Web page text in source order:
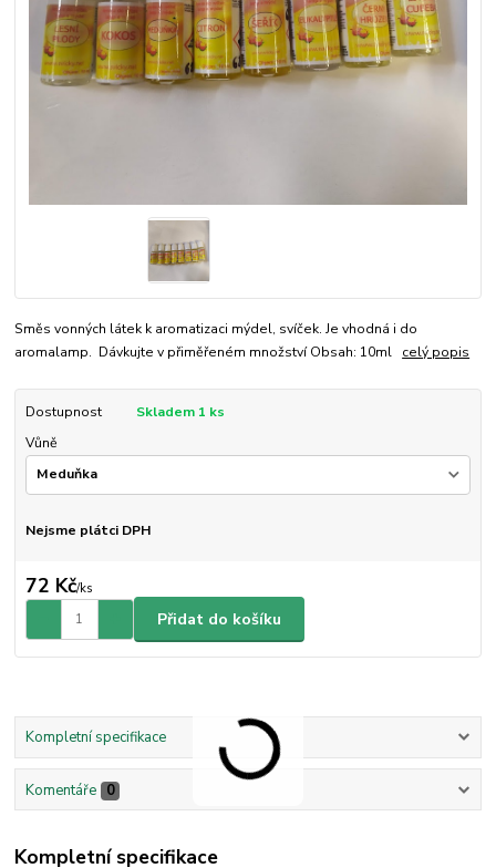
Směs vonných látek k aromatizaci mýdel, svíček. Je vhodná i do
aromalamp. Dávkujte v přiměřeném množství Obsah: 10ml celý popis
Dostupnost
Skladem 1 ks
Vůně
Nejsme plátci DPH
72 Kč/ks
Přidat do košíku
Kompletní specifikace
Komentáře 0
Kompletní specifikace